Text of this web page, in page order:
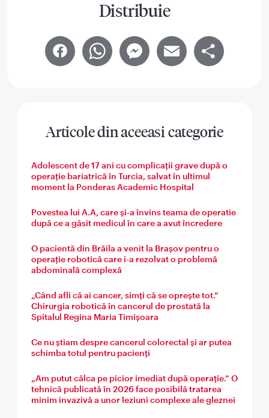
Distribuie
Articole din aceeasi categorie
Adolescent de 17 ani cu complicații grave după o
operație bariatrică în Turcia, salvat în ultimul
moment la Ponderas Academic Hospital
Povestea lui A.A, care și-a învins teama de operatie
după ce a găsit medicul în care a avut încredere
O pacientă din Brăila a venit la Brașov pentru o
operație robotică care i-a rezolvat o problemă
abdominală complexă
„Când afli că ai cancer, simți că se oprește tot.”
Chirurgia robotică în cancerul de prostată la
Spitalul Regina Maria Timișoara
Ce nu știam despre cancerul colorectal și ar putea
schimba totul pentru pacienți
„Am putut călca pe picior imediat după operație.” O
tehnică publicată în 2026 face posibilă tratarea
minim invazivă a unor leziuni complexe ale gleznei